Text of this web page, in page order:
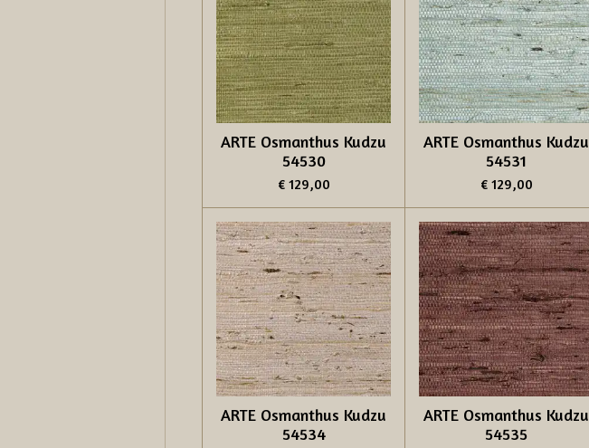
ARTE Osmanthus Kudzu
54530
€ 129,00
ARTE Osmanthus Kudzu
54531
€ 129,00
ARTE Osmanthus Kudzu
54534
ARTE Osmanthus Kudzu
54535